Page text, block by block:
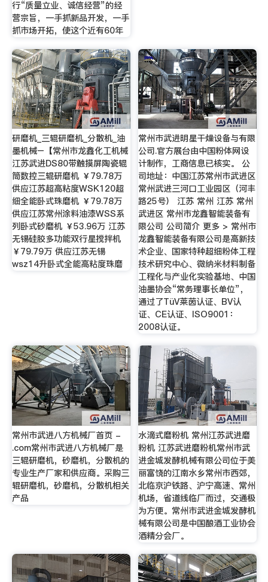
行“质量立业、诚信经营”的经
营宗旨，一手抓新品开发，一手
抓市场开拓，使这个近有60年
研磨机_三辊研磨机_分散机_油
墨机械–【常州市龙鑫化工机械
江苏武进DS80带触摸屏陶瓷辊
筒数控三辊研磨机 ￥79.78万
供应江苏超高粘度WSK120超
细全能卧式珠磨机 ￥79.78万
供应江苏常州涂料油漆WSS系
列卧式砂磨机 ￥53.96万 江苏
无锡硅胶多功能双行星搅拌机
￥79.79万 供应江苏无锡
wsz14升卧式全能高粘度珠磨
常州市武进明星干燥设备与有限
公司.官方展台由中国粉体网设
计制作，工商信息已核实。 公
司地址：中国江苏常州市武进区
常州武进三河口工业园区（河丰
路25号） 江苏 常州 江苏 常州
武进区 常州市龙鑫智能装备有
限公司 公司简介 更多 > 常州市
龙鑫智能装备有限公司是高新技
术企业、国家特种超细粉体工程
技术研究中心、微纳米材料制备
工程化与产业化实验基地、中国
油墨协会“常务理事长单位”，
通过了TüV莱茵认证、BV认
证、CE认证、ISO9001：
2008认证。
常州市武进八方机械厂首页 -
.com常州市武进八方机械厂是
三辊研磨机，砂磨机，分散机的
专业生产厂家和供应商。采购三
辊研磨机，砂磨机，分散机相关
产品
水滴式磨粉机 常州江苏武进磨
粉机 江苏武进磨粉机常州市武
进金城发酵机械有限公司位于美
丽富饶的江南水乡常州市西郊，
北临京沪铁路、沪宁高速、常州
机场，省道线临厂而过，交通极
为方便。常州市武进金城发酵机
械有限公司是中国酿酒工业协会
酒精分会厂。